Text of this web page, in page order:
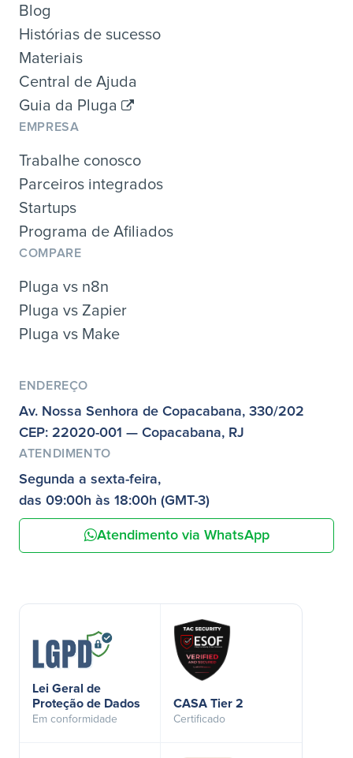
Blog
Histórias de sucesso
Materiais
Central de Ajuda
Guia da Pluga
EMPRESA
Trabalhe conosco
Parceiros integrados
Startups
Programa de Afiliados
COMPARE
Pluga vs n8n
Pluga vs Zapier
Pluga vs Make
ENDEREÇO
Av. Nossa Senhora de Copacabana, 330/202
CEP: 22020-001 — Copacabana, RJ
ATENDIMENTO
Segunda a sexta-feira,
das 09:00h às 18:00h (GMT-3)
Atendimento via WhatsApp
Lei Geral de
Proteção de Dados
Em conformidade
CASA Tier 2
Certificado